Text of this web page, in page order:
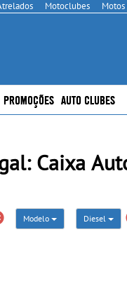
Motoclubes Motos
PROMOÇÕES AUTO CLUBES
Caixa
Modelo Diesel